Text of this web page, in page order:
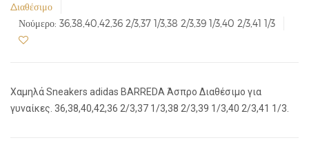
Διαθέσιμο
Νούμερο: 36,38,40,42,36 2/3,37 1/3,38 2/3,39 1/3,40 2/3,41 1/3
Xαμηλά Sneakers adidas BARREDA Άσπρο Διαθέσιμο για
γυναίκες. 36,38,40,42,36 2/3,37 1/3,38 2/3,39 1/3,40 2/3,41 1/3.